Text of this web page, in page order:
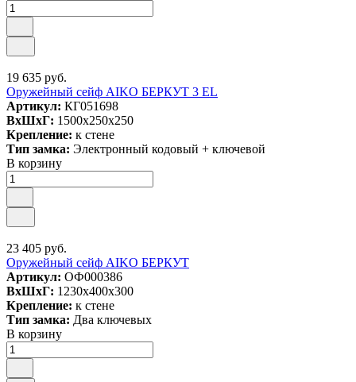
19 635 руб.
Оружейный сейф AIKO БЕРКУТ 3 EL
Артикул: КГ051698
ВxШxГ: 1500x250x250
Крепление: к стене
Тип замка: Электронный кодовый + ключевой
В корзину
23 405 руб.
Оружейный сейф AIKO БЕРКУТ
Артикул: ОФ000386
ВxШxГ: 1230x400x300
Крепление: к стене
Тип замка: Два ключевых
В корзину